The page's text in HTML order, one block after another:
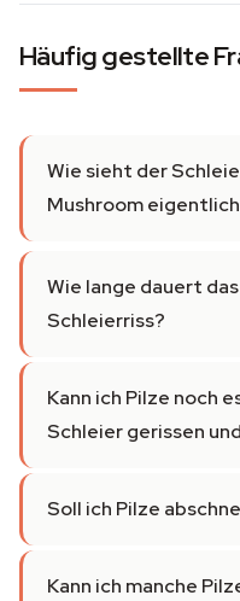
Häufig gestellte
Wie sieht der
Mushroom
Wie lange dauert
Schleierriss?
Kann ich Pilze noch
Schleier gerissen
Soll ich Pilze
Kann ich manche